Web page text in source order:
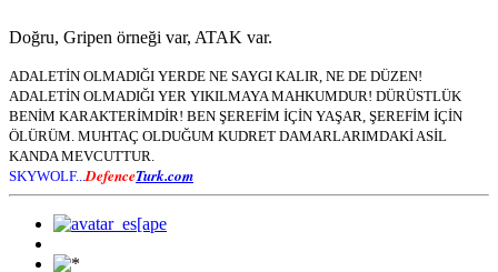
Doğru, Gripen örneği var, ATAK var.
ADALETİN OLMADIĞI YERDE NE SAYGI KALIR, NE DE DÜZEN!
ADALETİN OLMADIĞI YER YIKILMAYA MAHKUMDUR! DÜRÜSTLÜK
BENİM KARAKTERİMDİR! BEN ŞEREFİM İÇİN YAŞAR, ŞEREFİM İÇİN
ÖLÜRÜM. MUHTAÇ OLDUĞUM KUDRET DAMARLARIMDAKİ ASİL
KANDA MEVCUTTUR.
SKYWOLF... DefenceTurk.com